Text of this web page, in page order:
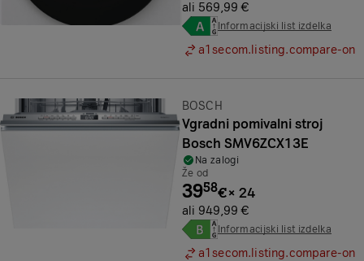
ali 569,99 €
Informacijski list izdelka
a1secom.listing.compare-on
Znamka:
BOSCH
Vgradni pomivalni stroj
Bosch SMV6ZCX13E
Na zalogi
Že od
3958€× 24
ali 949,99 €
Informacijski list izdelka
a1secom.listing.compare-on